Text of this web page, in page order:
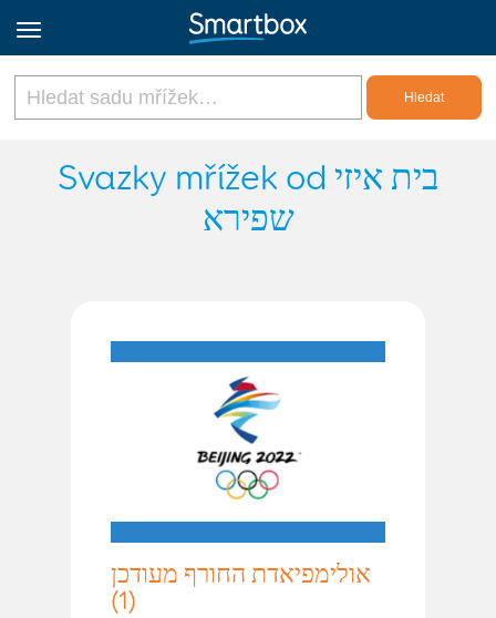
Online Grids
Přihlásit
Czech
Svazky mřížek od בית איזי
שפירא
אולימפיאדת החורף מעודכן
(1)